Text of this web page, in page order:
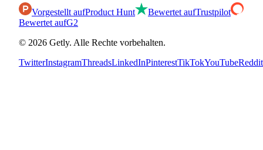
Vorgestellt aufProduct Hunt Bewertet aufTrustpilot
Bewertet aufG2
© 2026 Getly. Alle Rechte vorbehalten.
TwitterInstagramThreadsLinkedInPinterestTikTokYouTubeReddit